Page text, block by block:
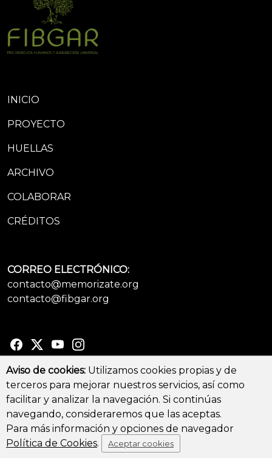
INICIO
PROYECTO
HUELLAS
ARCHIVO
COLABORAR
CRÉDITOS
CORREO ELECTRÓNICO:
contacto@memorizate.org
contacto@fibgar.org
© Copyright 2026 - All Rights Reserved
Aviso legal y Política de privacidad -Política de cookies
Aviso de cookies: Utilizamos cookies propias y de
terceros para mejorar nuestros servicios, así como
facilitar y analizar la navegación. Si continúas
navegando, consideraremos que las aceptas.
Para más información y opciones de navegador
Política de Cookies. Aceptar cookies